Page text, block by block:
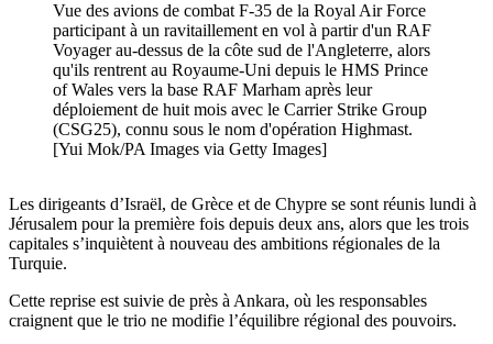
Vue des avions de combat F-35 de la Royal Air Force
participant à un ravitaillement en vol à partir d'un RAF
Voyager au-dessus de la côte sud de l'Angleterre, alors
qu'ils rentrent au Royaume-Uni depuis le HMS Prince
of Wales vers la base RAF Marham après leur
déploiement de huit mois avec le Carrier Strike Group
(CSG25), connu sous le nom d'opération Highmast.
[Yui Mok/PA Images via Getty Images]
Les dirigeants d’Israël, de Grèce et de Chypre se sont réunis lundi à
Jérusalem pour la première fois depuis deux ans, alors que les trois
capitales s’inquiètent à nouveau des ambitions régionales de la
Turquie.
Cette reprise est suivie de près à Ankara, où les responsables
craignent que le trio ne modifie l’équilibre régional des pouvoirs.